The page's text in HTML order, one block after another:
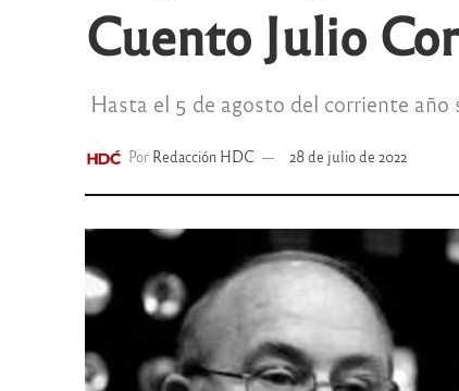
Cuento Julio
Hasta el 5 de agosto del corriente
Por Redacción HDC 28 de julio de 2022